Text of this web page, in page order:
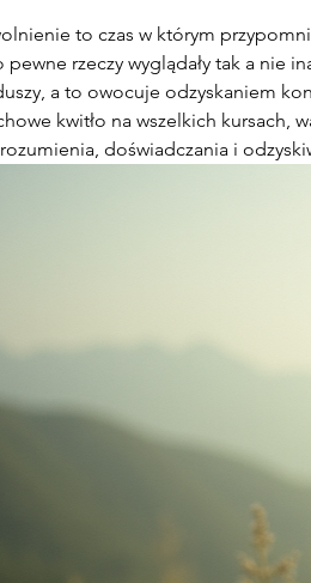
to czas w którym
pewne rzeczy wyglądały tak a nie
a to owocuje odzyskaniem
kwitło na wszelkich kursach,
doświadczania i